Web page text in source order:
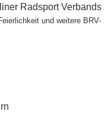
Radsport Verbands
und weitere BRV-